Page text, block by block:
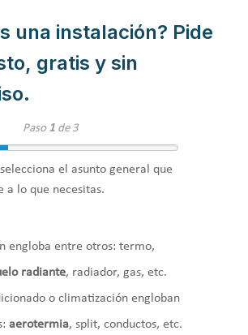
una instalación? Pide
gratis y sin
Paso 1de 3
el asunto general que
a lo que necesitas.
engloba entre otros: termo,
radiante, radiador, gas, etc.
o climatización engloban
aerotermia, split, conductos, etc.